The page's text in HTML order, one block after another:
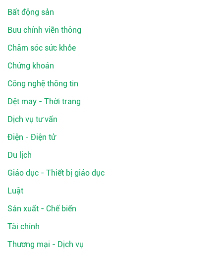
Bất động sản
Bưu chính viễn thông
Chăm sóc sức khỏe
Chứng khoán
Công nghệ thông tin
Dệt may - Thời trang
Dịch vụ tư vấn
Điện - Điện tử
Du lịch
Giáo dục - Thiết bị giáo dục
Luật
Sản xuất - Chế biến
Tài chính
Thương mại - Dịch vụ